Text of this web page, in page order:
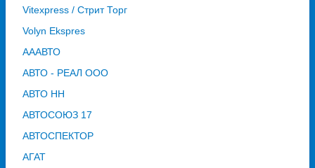
Vitexpress / Стрит Торг
Volyn Ekspres
АААВТО
АВТО - РЕАЛ ООО
АВТО НН
АВТОСОЮЗ 17
АВТОСПЕКТОР
АГАТ